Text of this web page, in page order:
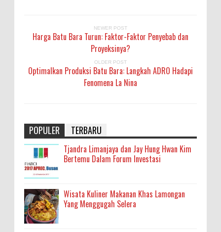
NEWER POST
Harga Batu Bara Turun: Faktor-Faktor Penyebab dan
Proyeksinya?
OLDER POST
Optimalkan Produksi Batu Bara: Langkah ADRO Hadapi
Fenomena La Nina
POPULER TERBARU
Tjandra Limanjaya dan Jay Hung Hwan Kim
Bertemu Dalam Forum Investasi
Wisata Kuliner Makanan Khas Lamongan
Yang Menggugah Selera